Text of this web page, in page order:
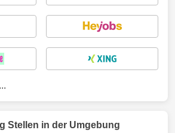
Stellen in der Umgebung